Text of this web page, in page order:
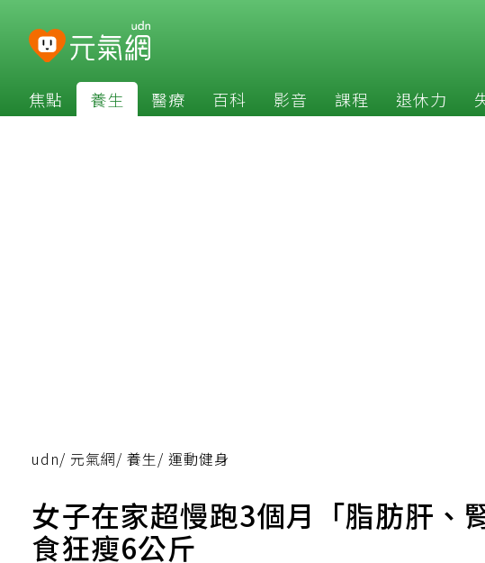
焦點 養生 醫療 百科 影音 課程 退休力
udn/ 元氣網/ 養生/ 運動健身
女子在家超慢跑3個月「脂肪肝、
食狂瘦6公斤